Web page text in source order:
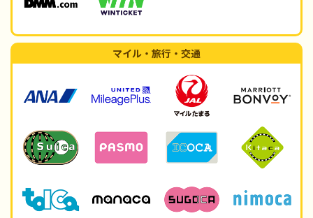
マイル・旅行・交通